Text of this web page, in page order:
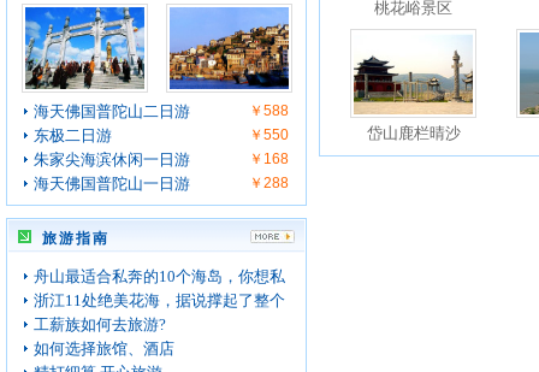
海天佛国普陀山二日游 ￥588
东极二日游 ￥550
朱家尖海滨休闲一日游 ￥168
海天佛国普陀山一日游 ￥288
旅游指南
舟山最适合私奔的10个海岛，你想私
浙江11处绝美花海，据说撑起了整个
工薪族如何去旅游?
如何选择旅馆、酒店
桃花峪景区
岱山鹿栏晴沙